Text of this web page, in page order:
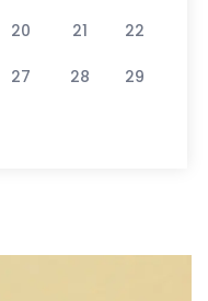
20 21 22
27 28 29